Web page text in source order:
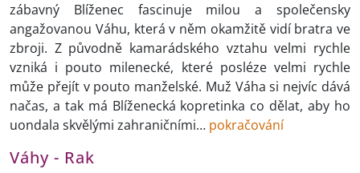
zábavný Blíženec fascinuje milou a společensky
angažovanou Váhu, která v něm okamžitě vidí bratra ve
zbroji. Z původně kamarádského vztahu velmi rychle
vzniká i pouto milenecké, které posléze velmi rychle
může přejít v pouto manželské. Muž Váha si nejvíc dává
načas, a tak má Blíženecká kopretinka co dělat, aby ho
uondala skvělými zahraničními… pokračování
Váhy - Rak